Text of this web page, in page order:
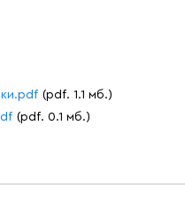
(pdf. 1.1 мб.)
(pdf. 0.1 мб.)